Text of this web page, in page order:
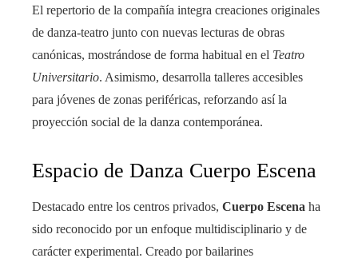
El repertorio de la compañía integra creaciones originales
de danza-teatro junto con nuevas lecturas de obras
canónicas, mostrándose de forma habitual en el Teatro
Universitario. Asimismo, desarrolla talleres accesibles
para jóvenes de zonas periféricas, reforzando así la
proyección social de la danza contemporánea.
Espacio de Danza Cuerpo Escena
Destacado entre los centros privados, Cuerpo Escena ha
sido reconocido por un enfoque multidisciplinario y de
carácter experimental. Creado por bailarines